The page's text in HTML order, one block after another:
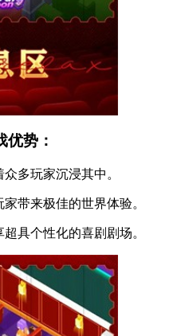
优势：
多玩家沉浸其中。
带来极佳的世界体验。
具个性化的喜剧剧场。